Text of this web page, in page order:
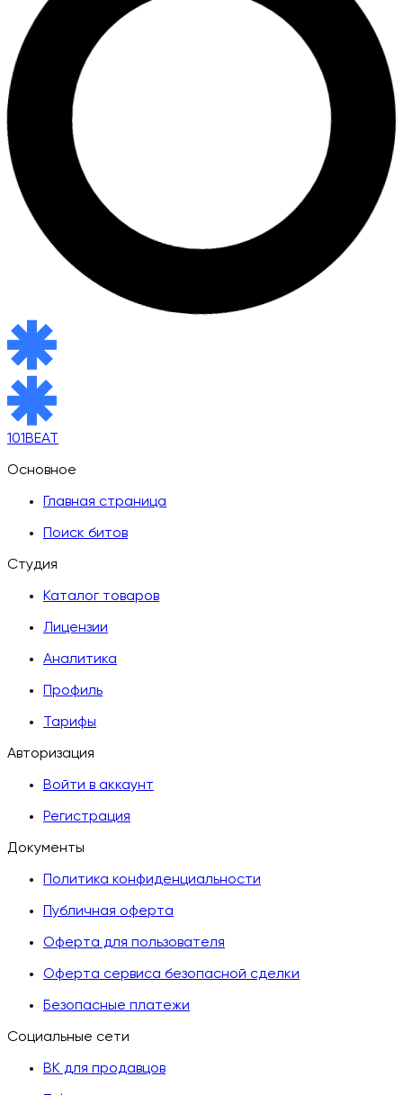
101BEAT
Основное
Главная страница
Поиск битов
Студия
Каталог товаров
Лицензии
Аналитика
Профиль
Тарифы
Авторизация
Войти в аккаунт
Регистрация
Документы
Политика конфиденциальности
Публичная оферта
Оферта для пользователя
Оферта сервиса безопасной сделки
Безопасные платежи
Социальные сети
ВК для продавцов